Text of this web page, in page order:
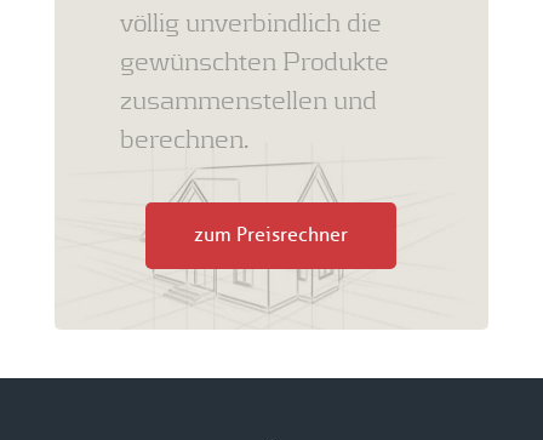
völlig unverbindlich die
gewünschten Produkte
zusammenstellen und
berechnen.
zum Preisrechner